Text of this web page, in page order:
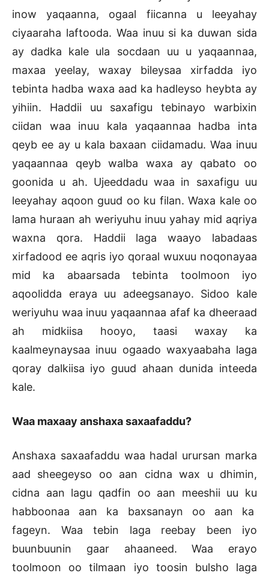
inow yaqaanna, ogaal fiicanna u leeyahay
ciyaaraha laftooda. Waa inuu si ka duwan sida
ay dadka kale ula socdaan uu u yaqaannaa,
maxaa yeelay, waxay bileysaa xirfadda iyo
tebinta hadba waxa aad ka hadleyso heybta ay
yihiin. Haddii uu saxafigu tebinayo warbixin
ciidan waa inuu kala yaqaannaa hadba inta
qeyb ee ay u kala baxaan ciidamadu. Waa inuu
yaqaannaa qeyb walba waxa ay qabato oo
goonida u ah. Ujeeddadu waa in saxafigu uu
leeyahay aqoon guud oo ku filan. Waxa kale oo
lama huraan ah weriyuhu inuu yahay mid aqriya
waxna qora. Haddii laga waayo labadaas
xirfadood ee aqris iyo qoraal wuxuu noqonayaa
mid ka abaarsada tebinta toolmoon iyo
aqoolidda eraya uu adeegsanayo. Sidoo kale
weriyuhu waa inuu yaqaannaa afaf ka dheeraad
ah midkiisa hooyo, taasi waxay ka
kaalmeynaysaa inuu ogaado waxyaabaha laga
qoray dalkiisa iyo guud ahaan dunida inteeda
kale.
Waa maxaay anshaxa saxaafaddu?
Anshaxa saxaafaddu waa hadal urursan marka
aad sheegeyso oo aan cidna wax u dhimin,
cidna aan lagu qadfin oo aan meeshii uu ku
habboonaa aan ka baxsanayn oo aan ka
fageyn. Waa tebin laga reebay been iyo
buunbuunin gaar ahaaneed. Waa erayo
toolmoon oo tilmaan iyo toosin bulsho laga